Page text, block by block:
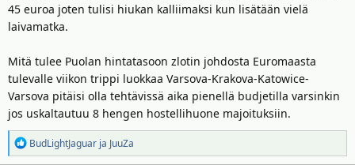
45 euroa joten tulisi hiukan kalliimaksi kun lisätään vielä
laivamatka.
Mitä tulee Puolan hintatasoon zlotin johdosta Euromaasta
tulevalle viikon trippi luokkaa Varsova-Krakova-Katowice-
Varsova pitäisi olla tehtävissä aika pienellä budjetilla varsinkin
jos uskaltautuu 8 hengen hostellihuone majoituksiin.
R
e
BudLightJaguar ja JuuZa